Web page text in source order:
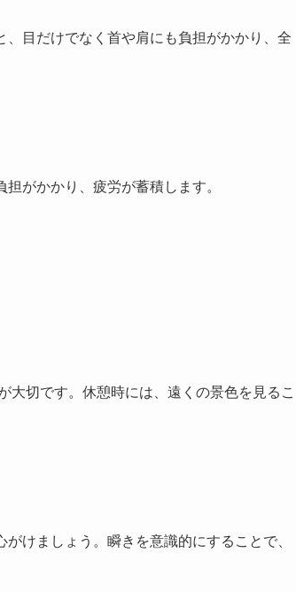
目だけでなく首や肩にも負担がかかり、全
がかかり、疲労が蓄積します。
大切です。休憩時には、遠くの景色を見るこ
けましょう。瞬きを意識的にすることで、